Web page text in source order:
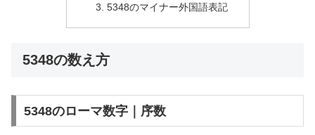
5348のマイナー外国語表記
5348の数え方
5348のローマ数字｜序数